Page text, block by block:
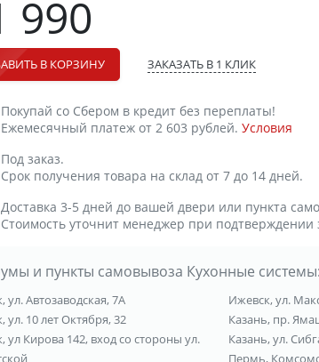
990
В КОРЗИНУ ЗАКАЗАТЬ В 1 КЛИК
Покупай со Сбером в кредит без переплаты!
Ежемесячный платеж от 2 603 рублей. Условия
Под заказ.
Срок получения товара на склад от 7 до 14 дней.
Доставка 3-5 дней до вашей двери или пункта
Стоимость уточнит менеджер при подтверждении
и пункты самовывоза Кухонные системы:
ул. Автозаводская, 7А
ул. 10 лет Октября, 32
ул Кирова 142, вход со стороны ул.
Ижевск, ул.
Казань, пр.
Казань, ул.